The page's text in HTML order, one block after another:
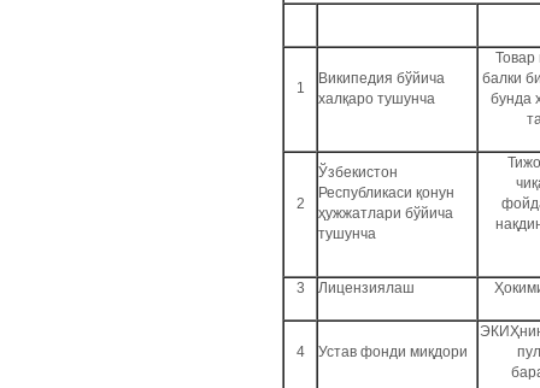
1
Википедия бўйича
халқаро тушунча
балки
бунда
2
Ўзбекистон
Республикаси қонун
ҳужжатлари бўйича
тушунча
3 Лицензиялаш
4 Устав фонди миқдори